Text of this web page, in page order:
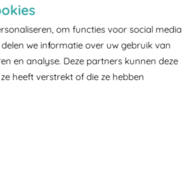
om functies voor social media
we informatie over uw gebruik van
en analyse. Deze partners kunnen deze
heeft verstrekt of die ze hebben